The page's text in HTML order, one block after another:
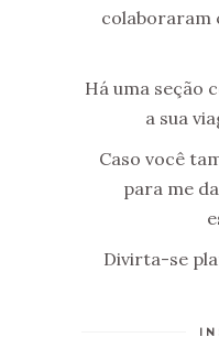
colaboraram
Há uma seção
a sua
Caso você
para me
Divirta-se